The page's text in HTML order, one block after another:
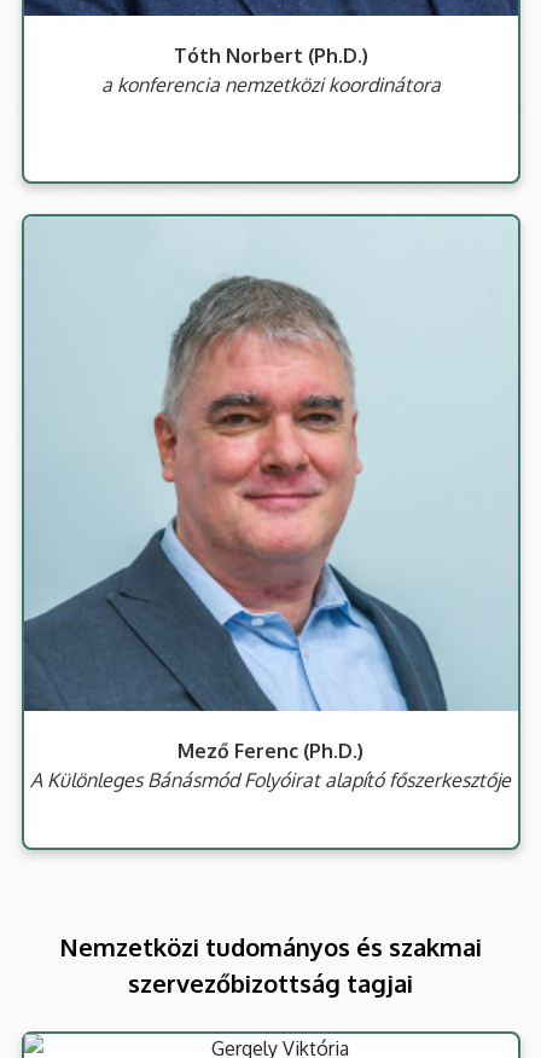
Tóth Norbert (Ph.D.)
a konferencia nemzetközi koordinátora
Mező Ferenc (Ph.D.)
A Különleges Bánásmód Folyóirat alapító főszerkesztője
Nemzetközi tudományos és szakmai
szervezőbizottság tagjai